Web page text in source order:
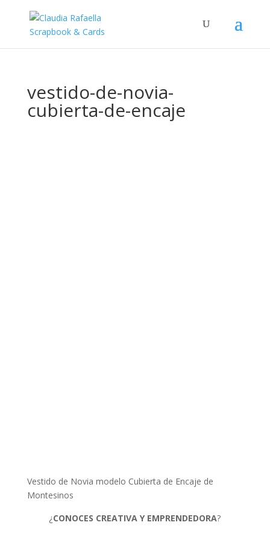
vestido-de-novia-
cubierta-de-encaje
Vestido de Novia modelo Cubierta de Encaje de
Montesinos
¿CONOCES CREATIVA Y EMPRENDEDORA?